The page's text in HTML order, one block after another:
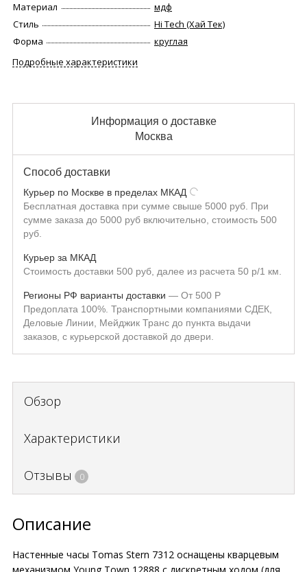
Материал
мдф
Стиль
Hi Tech (Хай Тек)
Форма
круглая
Подробные характеристики
Информация о доставке
Москва
Способ доставки
Курьер по Москве в пределах МКАД
Бесплатная доставка при сумме свыше 5000 руб. При
сумме заказа до 5000 руб включительно, стоимость 500
руб.
Курьер за МКАД
Стоимость доставки 500 руб, далее из расчета 50 р/1 км.
Регионы РФ варианты доставки От 500 Р
Предоплата 100%. Транспортными компаниями СДЕК,
Деловые Линии, Мейджик Транс до пункта выдачи
заказов, с курьерской доставкой до двери.
Обзор
Характеристики
Отзывы 0
Описание
Настенные часы Tomas Stern 7312 оснащены кварцевым